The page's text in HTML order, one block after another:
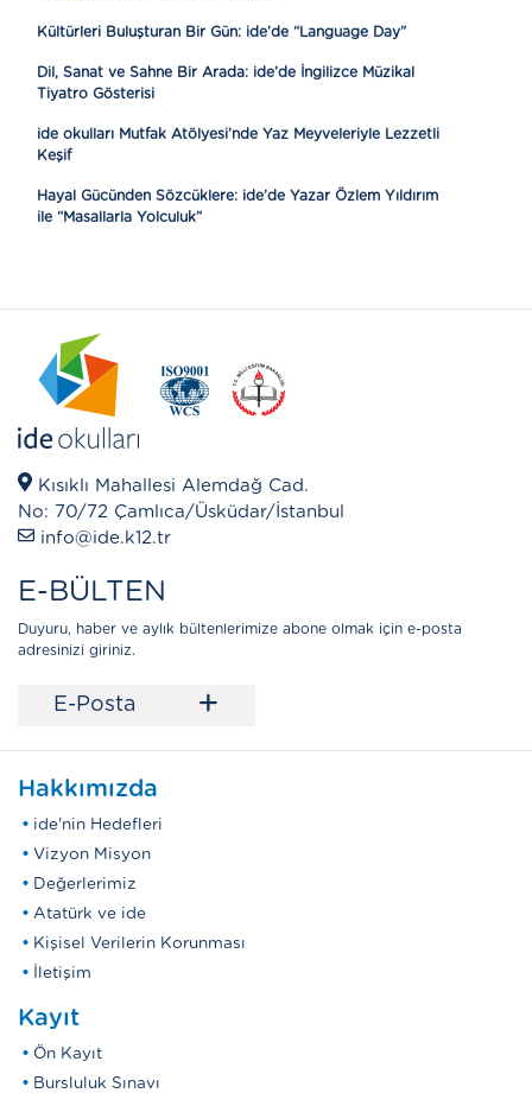
Kültürleri Buluşturan Bir Gün: ide’de “Language Day”
Dil, Sanat ve Sahne Bir Arada: ide’de İngilizce Müzikal
Tiyatro Gösterisi
ide okulları Mutfak Atölyesi’nde Yaz Meyveleriyle Lezzetli
Keşif
Hayal Gücünden Sözcüklere: ide’de Yazar Özlem Yıldırım
ile “Masallarla Yolculuk”
Kısıklı Mahallesi Alemdağ Cad.
No: 70/72 Çamlıca/Üsküdar/İstanbul
info@ide.k12.tr
E-BÜLTEN
Duyuru, haber ve aylık bültenlerimize abone olmak için e-posta
adresinizi giriniz.
E-Posta +
Hakkımızda
ide'nin Hedefleri
Vizyon Misyon
Değerlerimiz
Atatürk ve ide
Kişisel Verilerin Korunması
İletişim
Kayıt
Ön Kayıt
Bursluluk Sınavı